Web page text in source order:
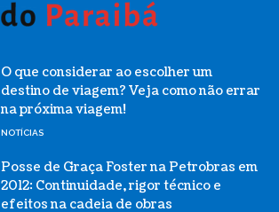
O que considerar ao escolher um
destino de viagem? Veja como não errar
na próxima viagem!
NOTÍCIAS
Posse de Graça Foster na Petrobras em
2012: Continuidade, rigor técnico e
efeitos na cadeia de obras